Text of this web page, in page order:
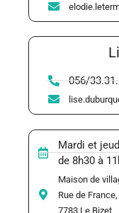
056/
Mardi et
de 8h30 à
Maison de
Rue de
7783 Le Bizet